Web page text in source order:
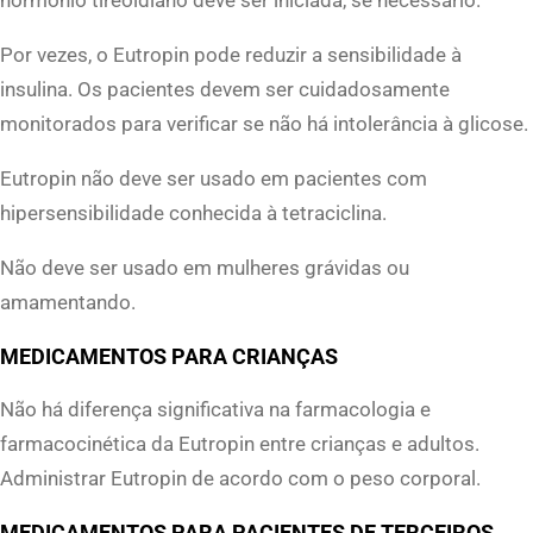
Por vezes, o Eutropin pode reduzir a sensibilidade à
insulina. Os pacientes devem ser cuidadosamente
monitorados para verificar se não há intolerância à glicose.
Eutropin não deve ser usado em pacientes com
hipersensibilidade conhecida à tetraciclina.
Não deve ser usado em mulheres grávidas ou
amamentando.
MEDICAMENTOS PARA CRIANÇAS
Não há diferença significativa na farmacologia e
farmacocinética da Eutropin entre crianças e adultos.
Administrar Eutropin de acordo com o peso corporal.